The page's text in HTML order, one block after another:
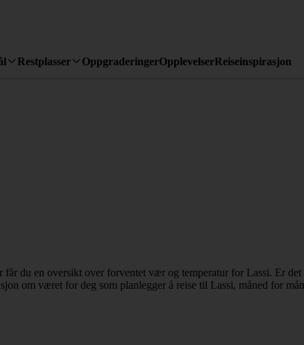
Restplasser OppgraderingerOpplevelserReiseinspirasjon
får du en oversikt over forventet vær og temperatur for Lassi. Er
om været for deg som planlegger å reise til Lassi, måned for